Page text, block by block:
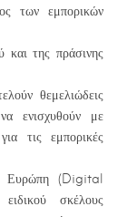
των εμπορικών
και της πράσινης
θεμελιώδεις
ενισχυθούν με
τις εμπορικές
Ευρώπη (Digital
σκέλους